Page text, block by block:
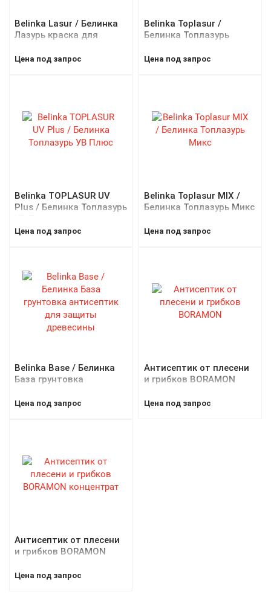
Belinka Lasur / Белинка
Лазурь краска для
Цена под запрос
Belinka Toplasur /
Белинка Топлазурь
Цена под запрос
Belinka TOPLASUR UV
Plus / Белинка Топлазурь
Цена под запрос
Belinka Toplasur MIX /
Белинка Топлазурь Микс
Цена под запрос
Belinka Base / Белинка
База грунтовка
древесины
Цена под запрос
Антисептик от плесени
и грибков BORAMON
Цена под запрос
Антисептик от плесени
и грибков BORAMON
Цена под запрос